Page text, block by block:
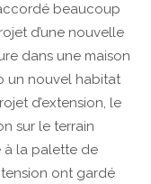
beaucoup
d’une nouvelle
dans une maison
un nouvel habitat
d’extension, le
sur le terrain
à la palette de
ont gardé